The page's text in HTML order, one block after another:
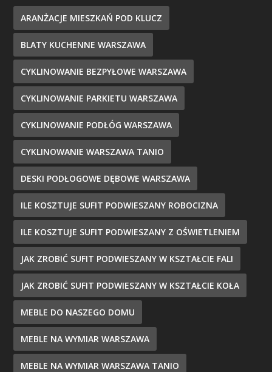
ARANŻACJE MIESZKAŃ POD KLUCZ
BLATY KUCHENNE WARSZAWA
CYKLINOWANIE BEZPYŁOWE WARSZAWA
CYKLINOWANIE PARKIETU WARSZAWA
CYKLINOWANIE PODŁÓG WARSZAWA
CYKLINOWANIE WARSZAWA TANIO
DESKI PODŁOGOWE DĘBOWE WARSZAWA
ILE KOSZTUJE SUFIT PODWIESZANY ROBOCIZNA
ILE KOSZTUJE SUFIT PODWIESZANY Z OŚWIETLENIEM
JAK ZROBIĆ SUFIT PODWIESZANY W KSZTAŁCIE FALI
JAK ZROBIĆ SUFIT PODWIESZANY W KSZTAŁCIE KOŁA
MEBLE DO NASZEGO DOMU
MEBLE NA WYMIAR WARSZAWA
MEBLE NA WYMIAR WARSZAWA TANIO